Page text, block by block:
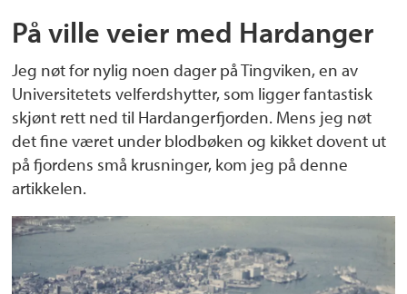
På ville veier med Hardanger
Jeg nøt for nylig noen dager på Tingviken, en av
Universitetets velferdshytter, som ligger fantastisk
skjønt rett ned til Hardangerfjorden. Mens jeg nøt
det fine været under blodbøken og kikket dovent ut
på fjordens små krusninger, kom jeg på denne
artikkelen.